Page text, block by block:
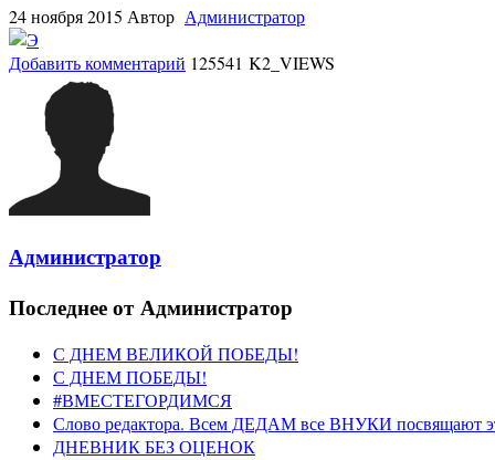
24 ноября 2015 Автор Администратор
Добавить комментарий 125541 K2_VIEWS
Администратор
Последнее от Администратор
С ДНЕМ ВЕЛИКОЙ ПОБЕДЫ!
С ДНЕМ ПОБЕДЫ!
#ВМЕСТЕГОРДИМСЯ
Слово редактора. Всем ДЕДАМ все ВНУКИ посвящают
ДНЕВНИК БЕЗ ОЦЕНОК